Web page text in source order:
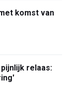
komst van
relaas: